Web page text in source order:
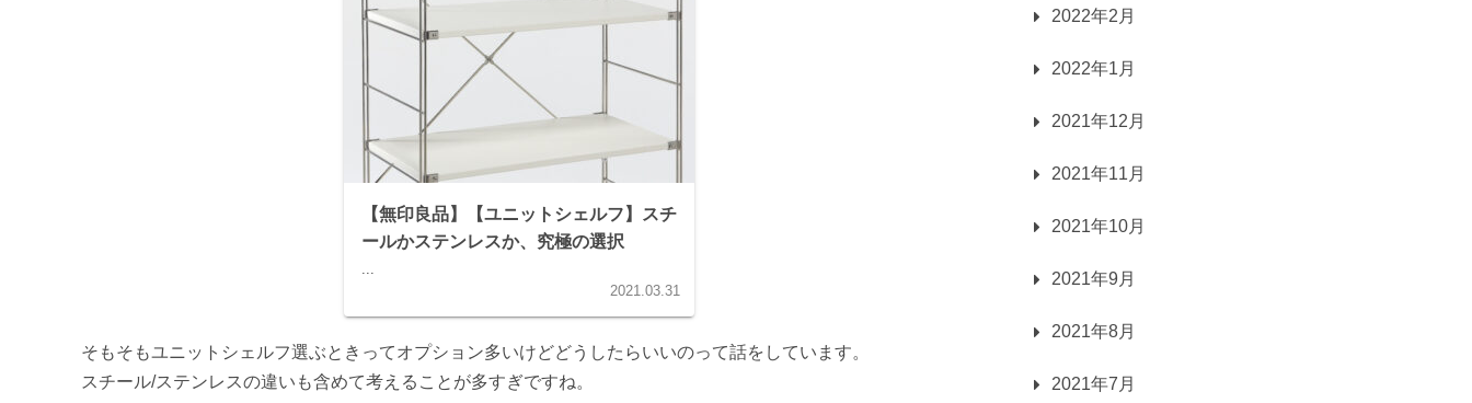
【無印良品】【ユニットシェルフ】スチ
ールかステンレスか、究極の選択
2021.03.31
そもそもユニットシェルフ選ぶときってオプション多いけどどうしたらいいのって話をしています。
スチール/ステンレスの違いも含めて考えることが多すぎですね。
2022年2月
2022年1月
2021年12月
2021年11月
2021年10月
2021年9月
2021年8月
2021年7月